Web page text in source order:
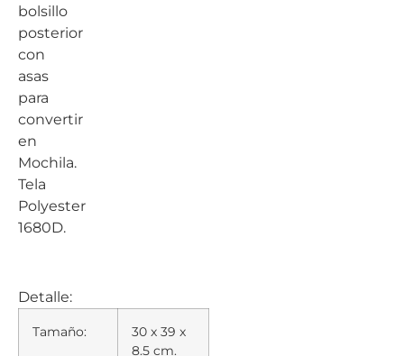
bolsillo
posterior
con
asas
para
convertir
en
Mochila.
Tela
Polyester
1680D.
Detalle:
Tamaño:
30 x 39 x
8.5 cm.